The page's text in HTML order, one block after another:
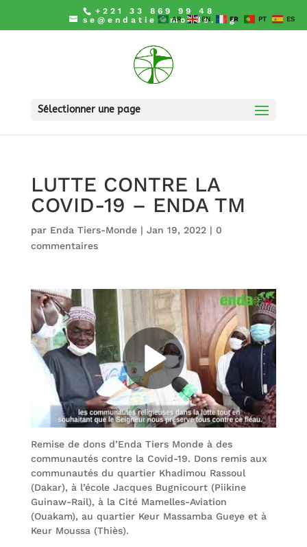
+221 33 869 99 48
se@endatiersmonde.org
Sélectionner une page
LUTTE CONTRE LA
COVID-19 – ENDA TM
par Enda Tiers-Monde| Jan 19, 2022| 0
commentaires
Remise de dons d’Enda Tiers Monde à des
communautés contre la Covid-19. Dons remis aux
communautés du quartier Khadimou Rassoul
(Dakar), à l’école Jacques Bugnicourt (Piikine
Guinaw-Rail), à la Cité Mamelles-Aviation
(Ouakam), au quartier Keur Massamba Gueye et à
Keur Moussa (Thiès).
AR EN FR PT ES